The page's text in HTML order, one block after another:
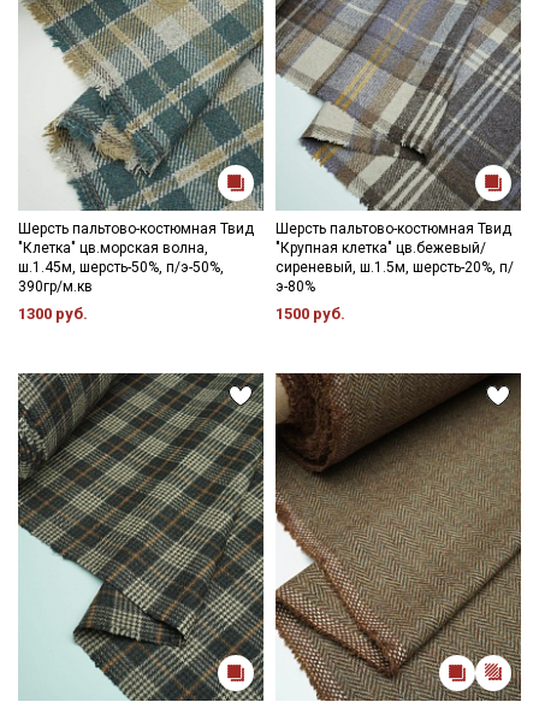
Шерсть пальтово-костюмная Твид
"Клетка" цв.морская волна,
ш.1.45м, шерсть-50%, п/э-50%,
390гр/м.кв
1300 руб.
Шерсть пальтово-костюмная Твид
"Крупная клетка" цв.бежевый/
сиреневый, ш.1.5м, шерсть-20%, п/
э-80%
1500 руб.